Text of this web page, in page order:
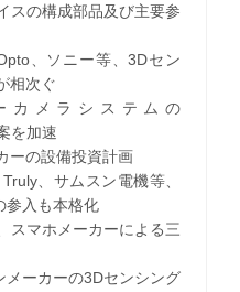
スの構成部品及び主要参
、ソニー等、3Dセン
相次ぐ
カメラシステムの
を加速
ーの設備投資計画
、サムスン電機等、
参入も本格化
スマホメーカーによる三
ーカーの3Dセンシング